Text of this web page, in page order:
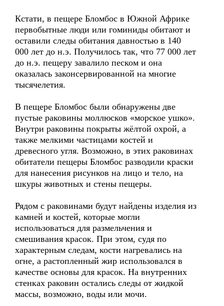
Кстати, в пещере Бломбос в Южной Африке
первобытные люди или гоминиды обитают и
оставили следы обитания давностью в 140
000 лет до н.э. Получилось так, что 77 000 лет
до н.э. пещеру завалило песком и она
оказалась законсервированной на многие
тысячелетия.
В пещере Бломбос были обнаружены две
пустые раковины моллюсков «морское ушко».
Внутри раковины покрыты жёлтой охрой, а
также мелкими частицами костей и
древесного угля. Возможно, в этих раковинах
обитатели пещеры Бломбос разводили краски
для нанесения рисунков на лицо и тело, на
шкуры животных и стены пещеры.
Рядом с раковинами будут найдены изделия из
камней и костей, которые могли
использоваться для размельчения и
смешивания красок. При этом, судя по
характерным следам, кости нагревались на
огне, а растопленный жир использовался в
качестве основы для красок. На внутренних
стенках раковин остались следы от жидкой
массы, возможно, воды или мочи.